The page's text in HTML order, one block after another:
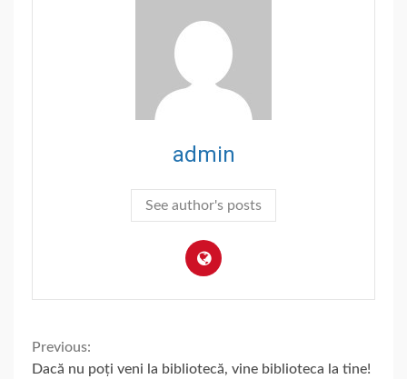
admin
See author's posts
Continue
Previous:
Dacă nu poți veni la bibliotecă, vine biblioteca la tine!